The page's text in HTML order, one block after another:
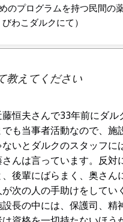
のプログラムを持つ民間の
わこダルクにて）
教えてください
恒夫さんで33年前にダ
も当事者活動なので、
いとダルクのスタッフ
んは言っています。反
後輩にばらまく、奥さん
次の人の手助けをしてい
長の中には、保護司、